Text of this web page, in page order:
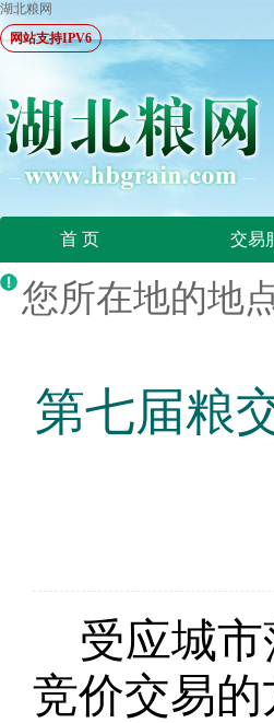
湖北粮网
网站支持IPV6
首 页 交易
您所在地的地
第七届粮
受应城
竞价交易